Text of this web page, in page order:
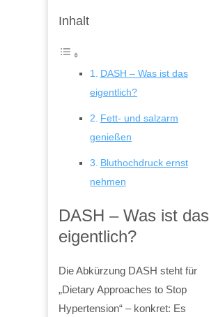
Inhalt
DASH – Was ist das
eigentlich?
Fett- und salzarm
genießen
Bluthochdruck ernst
nehmen
DASH – Was ist das
eigentlich?
Die Abkürzung DASH steht für
„Dietary Approaches to Stop
Hypertension“ – konkret: Es